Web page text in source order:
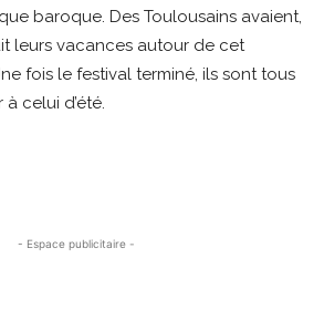
baroque. Des Toulousains avaient,
leurs vacances autour de cet
fois le festival terminé, ils sont tous
celui d’été.
- Espace publicitaire -